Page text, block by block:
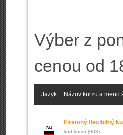
Výber z
cenou od
Jazyk Názov kurzu a meno
NJ
Firemný flexibilný
kód kurzu (003)